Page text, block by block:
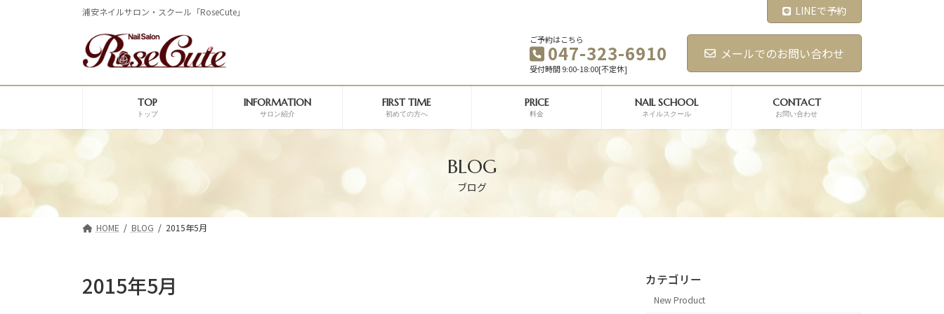
ス
プ
ン
動
浦安ネイルサロン・スクール「RoseCute」 LINEで予約
ご予約はこちら
047-323-6910
受付時間 9:00-18:00[不定休]
メールでのお問い合わせ
TOP
トップ
INFORMATION
サロン紹介
FIRST TIME
初めての方へ
PRICE
料金
NAIL SCHOOL
ネイルスクール
CONTACT
お問い合わせ
BLOG
ブログ
HOME BLOG 2015年5月
2015年5月 カテゴリー
New Product